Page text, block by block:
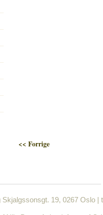
<< Forrige
19, 0267 Oslo |